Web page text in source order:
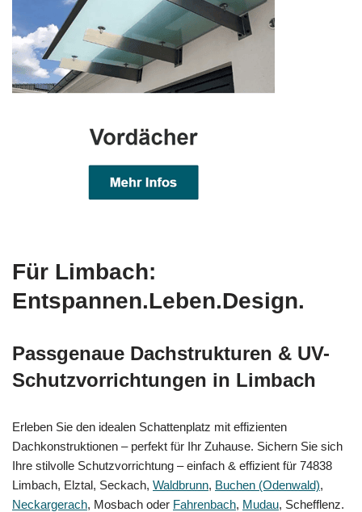
Für Limbach:
Entspannen.Leben.Design.
Passgenaue Dachstrukturen & UV-
Schutzvorrichtungen in Limbach
Erleben Sie den idealen Schattenplatz mit effizienten
Dachkonstruktionen – perfekt für Ihr Zuhause. Sichern Sie sich
Ihre stilvolle Schutzvorrichtung – einfach & effizient für 74838
Limbach, Elztal, Seckach, Waldbrunn, Buchen (Odenwald),
Neckargerach, Mosbach oder Fahrenbach, Mudau, Schefflenz.